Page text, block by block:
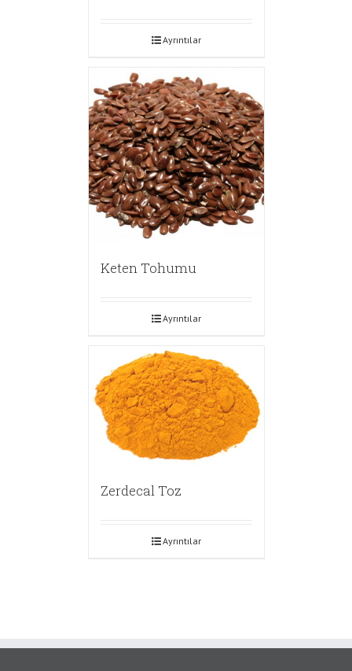
Ayrıntılar
Keten Tohumu
Ayrıntılar
Zerdecal Toz
Ayrıntılar